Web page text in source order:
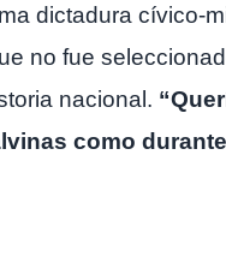
dictadura cívico-
no fue
nacional.
como